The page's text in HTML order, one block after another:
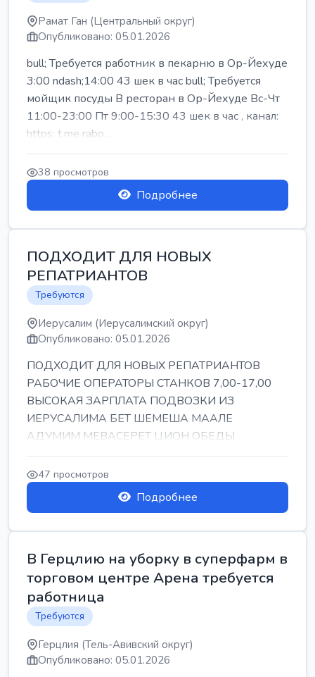
Рамат Ган (Центральный округ)
Опубликовано: 05.01.2026
bull; Требуется работник в пекарню в Ор-Йехуде
3:00 ndash;14:00 43 шек в час bull; Требуется
мойщик посуды В ресторан в Ор-Йехуде Вс-Чт
11:00-23:00 Пт 9:00-15:30 43 шек в час , канал:
https: t.me rabo...
38 просмотров
Подробнее
ПОДХОДИТ ДЛЯ НОВЫХ
РЕПАТРИАНТОВ
Требуются
Иерусалим (Иерусалимский округ)
Опубликовано: 05.01.2026
ПОДХОДИТ ДЛЯ НОВЫХ РЕПАТРИАНТОВ
РАБОЧИЕ ОПЕРАТОРЫ СТАНКОВ 7,00-17,00
ВЫСОКАЯ ЗАРПЛАТА ПОДВОЗКИ ИЗ
ИЕРУСАЛИМА БЕТ ШЕМЕША МААЛЕ
АДУМИМ МЕВАСЕРЕТ ЦИОН ОБЕДЫ
ПОДАРКИ КОРПОРАТИВЫ ИНГА
47 просмотров
Подробнее
В Герцлию на уборку в суперфарм в
торговом центре Арена требуется
работница
Требуются
Герцлия (Тель-Авивский округ)
Опубликовано: 05.01.2026